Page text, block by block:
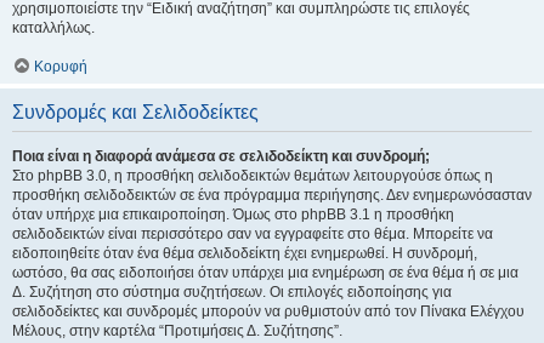
χρησιμοποιείστε την “Ειδική αναζήτηση” και συμπληρώστε τις επιλογές
καταλλήλως.
Κορυφή
Συνδρομές και Σελιδοδείκτες
Ποια είναι η διαφορά ανάμεσα σε σελιδοδείκτη και συνδρομή;
Στο phpBB 3.0, η προσθήκη σελιδοδεικτών θεμάτων λειτουργούσε όπως η
προσθήκη σελιδοδεικτών σε ένα πρόγραμμα περιήγησης. Δεν ενημερωνόσασταν
όταν υπήρχε μια επικαιροποίηση. Όμως στο phpBB 3.1 η προσθήκη
σελιδοδεικτών είναι περισσότερο σαν να εγγραφείτε στο θέμα. Μπορείτε να
ειδοποιηθείτε όταν ένα θέμα σελιδοδείκτη έχει ενημερωθεί. Η συνδρομή,
ωστόσο, θα σας ειδοποιήσει όταν υπάρχει μια ενημέρωση σε ένα θέμα ή σε μια
Δ. Συζήτηση στο σύστημα συζητήσεων. Οι επιλογές ειδοποίησης για
σελιδοδείκτες και συνδρομές μπορούν να ρυθμιστούν από τον Πίνακα Ελέγχου
Μέλους, στην καρτέλα “Προτιμήσεις Δ. Συζήτησης”.